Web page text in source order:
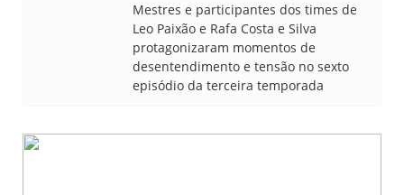
Mestres e participantes dos times de
Leo Paixão e Rafa Costa e Silva
protagonizaram momentos de
desentendimento e tensão no sexto
episódio da terceira temporada